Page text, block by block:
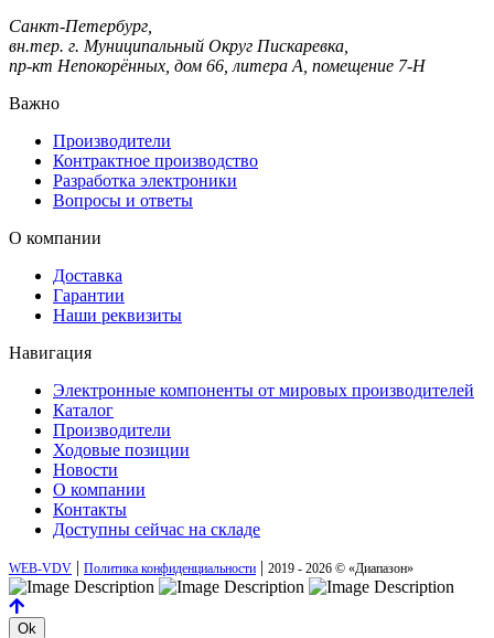
Санкт-Петербург,
вн.тер. г. Муниципальный Округ Пискаревка,
пр-кт Непокорённых, дом 66, литера А, помещение 7-Н
Важно
Производители
Контрактное производство
Разработка электроники
Вопросы и ответы
О компании
Доставка
Гарантии
Наши реквизиты
Навигация
Электронные компоненты от мировых производителей
Каталог
Производители
Ходовые позиции
Новости
О компании
Контакты
Доступны сейчас на складе
WEB-VDV | Политика конфиденциальности | 2019 - 2026 © «Диапазон»
Ok